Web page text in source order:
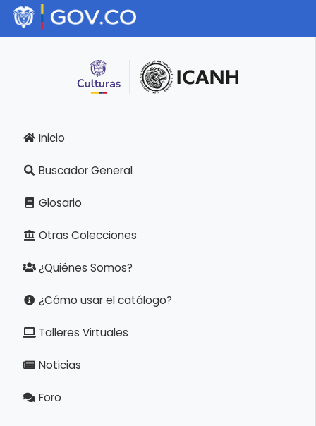
Inicio
Buscador General
Glosario
Otras Colecciones
¿Quiénes Somos?
¿Cómo usar el catálogo?
Talleres Virtuales
Noticias
Foro